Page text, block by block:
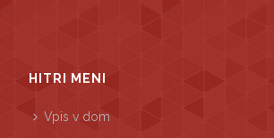
HITRI MENI
Vpis v dom